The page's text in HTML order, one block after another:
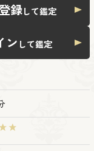
録して鑑定
ン して鑑定